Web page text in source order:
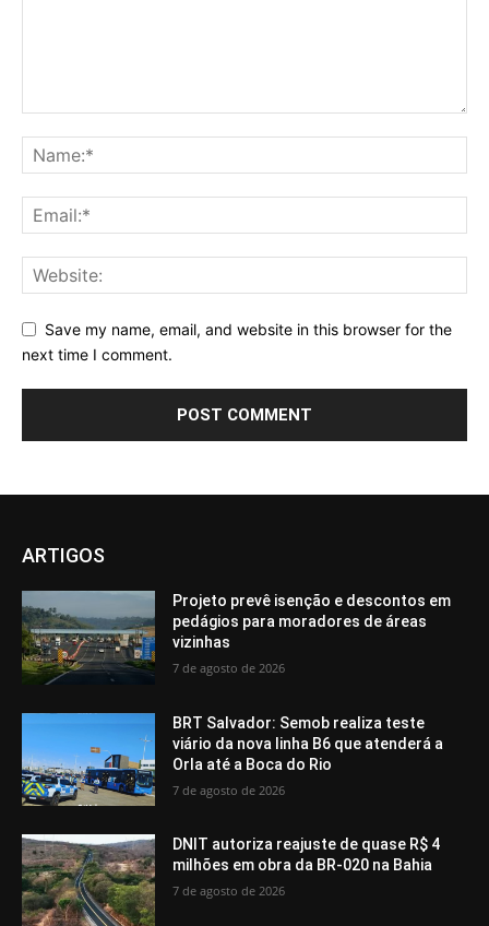
Save my name, email, and website in this browser for the
next time I comment.
ARTIGOS
Projeto prevê isenção e descontos em
pedágios para moradores de áreas
vizinhas
7 de agosto de 2026
BRT Salvador: Semob realiza teste
viário da nova linha B6 que atenderá a
Orla até a Boca do Rio
7 de agosto de 2026
DNIT autoriza reajuste de quase R$ 4
milhões em obra da BR-020 na Bahia
7 de agosto de 2026